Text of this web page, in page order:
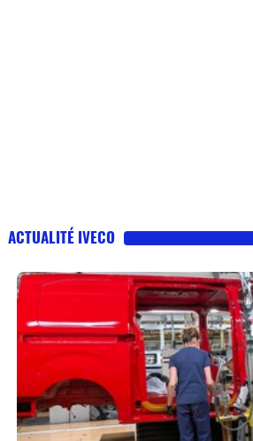
ACTUALITÉ IVECO